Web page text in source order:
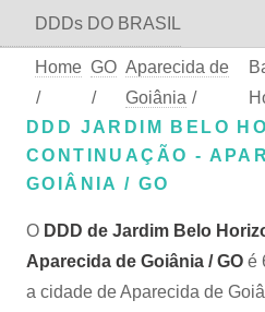
DDDs DO BRASIL
Home
/
GO
/
Aparecida de
Goiânia /
DDD JARDIM BELO
CONTINUAÇÃO -
GOIÂNIA / GO
O DDD de Jardim Belo
Aparecida de Goiânia / GO é
a cidade de Aparecida de